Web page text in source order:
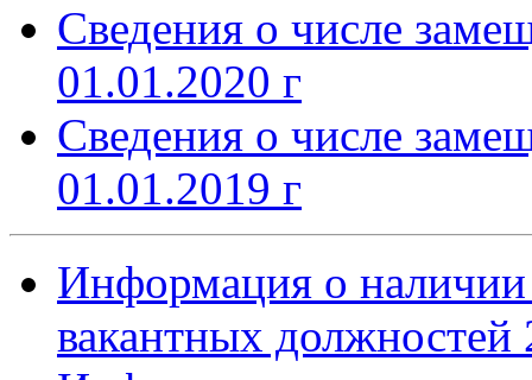
Сведения о числе
01.01.2020 г
Сведения о числе
01.01.2019 г
Информация о
вакантных должностей